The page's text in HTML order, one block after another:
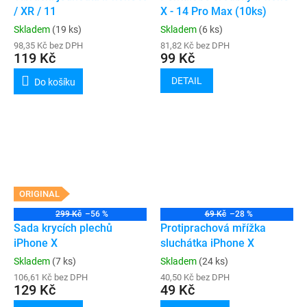
/ XR / 11
Skladem (19 ks)
98,35 Kč bez DPH
119 Kč
Do košíku
X - 14 Pro Max (10ks)
Skladem (6 ks)
81,82 Kč bez DPH
99 Kč
DETAIL
ORIGINAL
299 Kč –56 %
Sada krycích plechů
iPhone X
Skladem (7 ks)
106,61 Kč bez DPH
129 Kč
69 Kč –28 %
Protiprachová mřížka
sluchátka iPhone X
Skladem (24 ks)
40,50 Kč bez DPH
49 Kč